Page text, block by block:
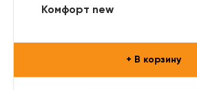
Комфорт new
+ В корзину